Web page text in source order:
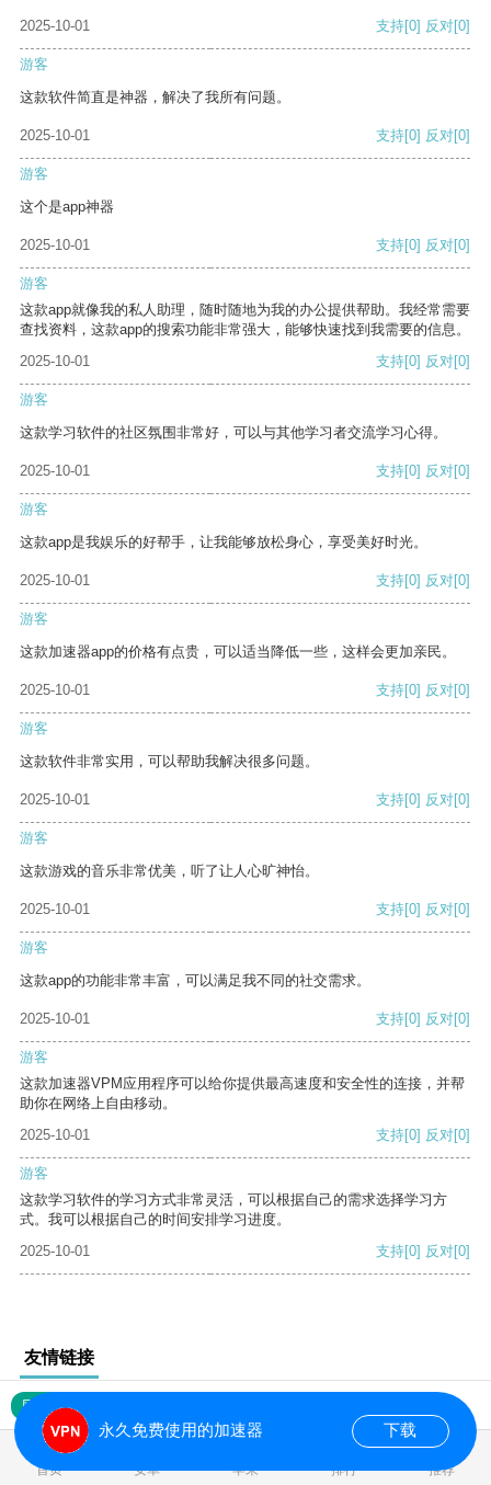
2025-10-01 支持[0] 反对[0]
游客
这款软件简直是神器，解决了我所有问题。
2025-10-01 支持[0] 反对[0]
游客
这个是app神器
2025-10-01 支持[0] 反对[0]
游客
这款app就像我的私人助理，随时随地为我的办公提供帮助。我经常需要
查找资料，这款app的搜索功能非常强大，能够快速找到我需要的信息。
2025-10-01
支持[0] 反对[0]
游客
这款学习软件的社区氛围非常好，可以与其他学习者交流学习心得。
2025-10-01 支持[0] 反对[0]
游客
这款app是我娱乐的好帮手，让我能够放松身心，享受美好时光。
2025-10-01 支持[0] 反对[0]
游客
这款加速器app的价格有点贵，可以适当降低一些，这样会更加亲民。
2025-10-01 支持[0] 反对[0]
游客
这款软件非常实用，可以帮助我解决很多问题。
2025-10-01 支持[0] 反对[0]
游客
这款游戏的音乐非常优美，听了让人心旷神怡。
2025-10-01 支持[0] 反对[0]
游客
这款app的功能非常丰富，可以满足我不同的社交需求。
2025-10-01 支持[0] 反对[0]
游客
这款加速器VPM应用程序可以给你提供最高速度和安全性的连接，并帮
助你在网络上自由移动。
2025-10-01
支持[0] 反对[0]
游客
这款学习软件的学习方式非常灵活，可以根据自己的需求选择学习方
式。我可以根据自己的时间安排学习进度。
2025-10-01
支持[0] 反对[0]
友情链接
网站地图
首页 安卓 苹果 排行 推荐
永久免费使用的加速器 下载
0.017078s